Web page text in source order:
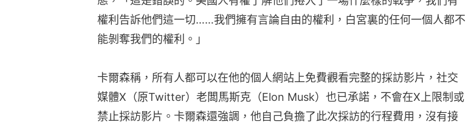
權利告訴他們這一切……我們擁有言論自由的權利，白宮裏的任何一個人都不
能剝奪我們的權利。」
卡爾森稱，所有人都可以在他的個人網站上免費觀看完整的採訪影片，社交
媒體X（原Twitter）老闆馬斯克（Elon Musk）也已承諾，不會在X上限制或
禁止採訪影片。卡爾森還強調，他自己負擔了此次採訪的行程費用，沒有接